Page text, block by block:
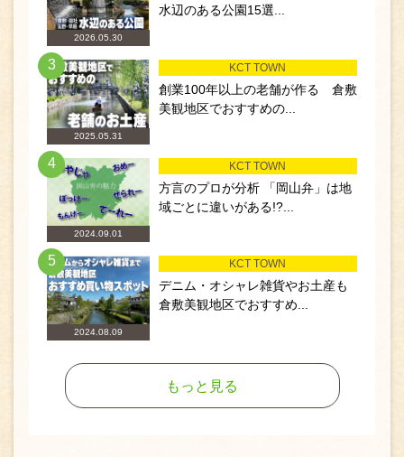
2026.05.30
水辺のある公園15選...
3
2025.05.31
KCT TOWN
創業100年以上の老舗が作る 倉敷
美観地区でおすすめの...
4
2024.09.01
KCT TOWN
方言のプロが分析 「岡山弁」は地
域ごとに違いがある!?...
5
2024.08.09
KCT TOWN
デニム・オシャレ雑貨やお土産も
倉敷美観地区でおすすめ...
もっと見る